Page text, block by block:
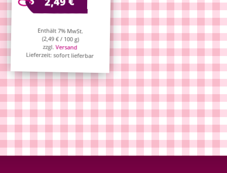
Enthält 7% MwSt.
(2,49€/ 100 g)
zzgl.Versand
Lieferzeit: sofort lieferbar